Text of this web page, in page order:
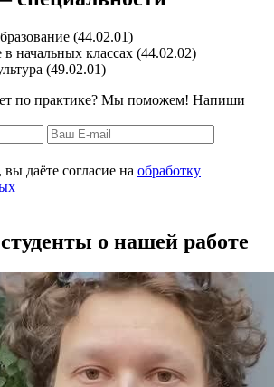
(44.02.01)
начальных классах (44.02.02)
(49.02.01)
по практике? Мы поможем! Напиши
даёте согласие на обработку
о нашей работе